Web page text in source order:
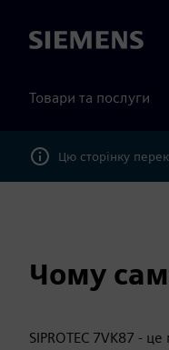
Siemens
Товари та послуги
Цю сторінку
Чому
SIPROTEC 7VK87 -